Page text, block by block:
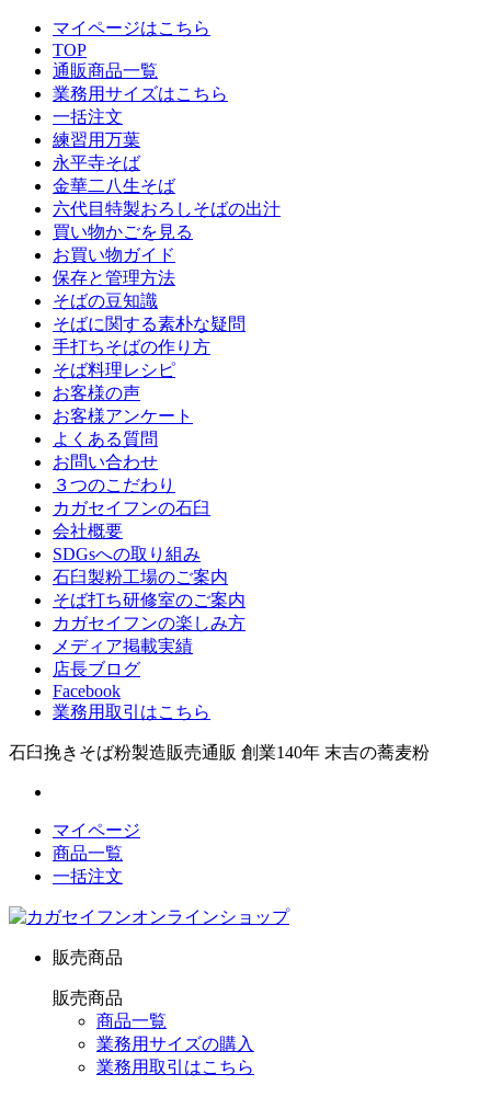
マイページはこちら
TOP
通販商品一覧
業務用サイズはこちら
一括注文
練習用万葉
永平寺そば
金華二八生そば
六代目特製おろしそばの出汁
買い物かごを見る
お買い物ガイド
保存と管理方法
そばの豆知識
そばに関する素朴な疑問
手打ちそばの作り方
そば料理レシピ
お客様の声
お客様アンケート
よくある質問
お問い合わせ
３つのこだわり
カガセイフンの石臼
会社概要
SDGsへの取り組み
石臼製粉工場のご案内
そば打ち研修室のご案内
カガセイフンの楽しみ方
メディア掲載実績
店長ブログ
Facebook
業務用取引はこちら
石臼挽きそば粉製造販売通販 創業140年 末吉の蕎麦粉
マイページ
商品一覧
一括注文
販売商品
販売商品
商品一覧
業務用サイズの購入
業務用取引はこちら